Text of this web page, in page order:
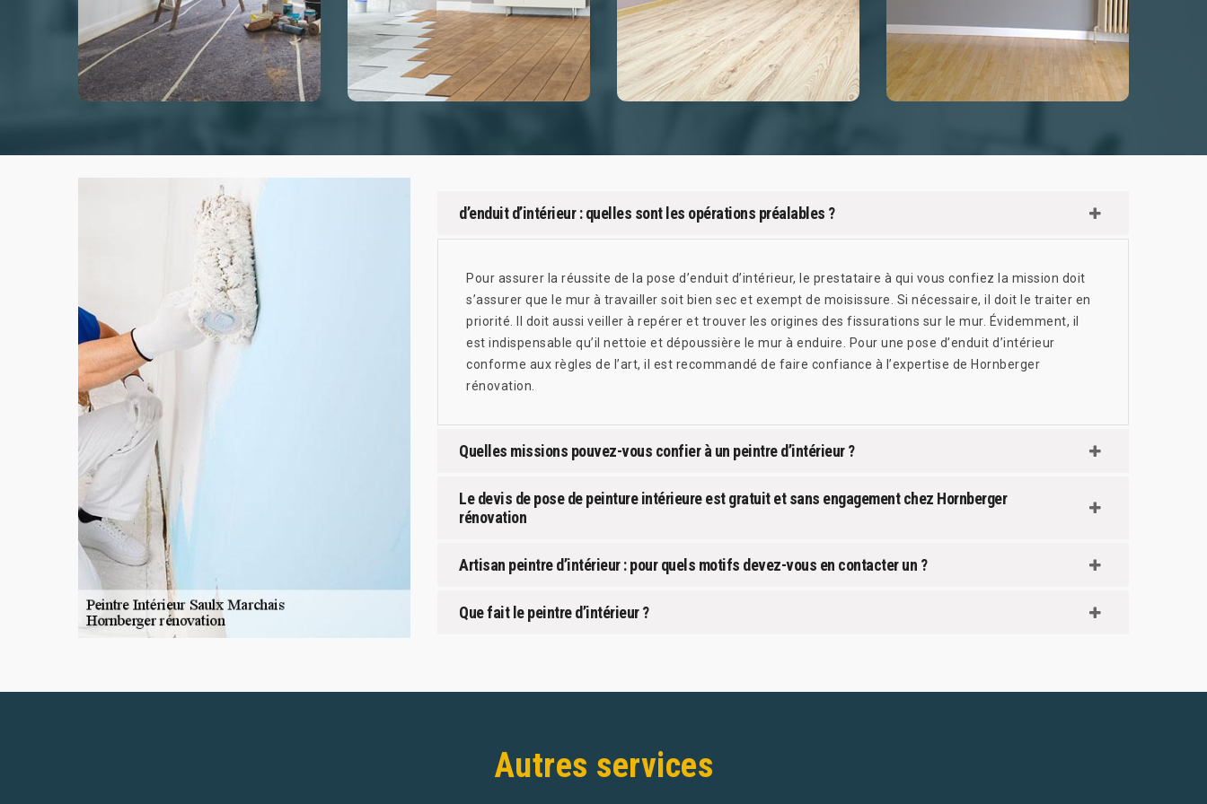
d’enduit d’intérieur : quelles sont les opérations préalables ?
Pour assurer la réussite de la pose d’enduit d’intérieur, le prestataire à qui vous confiez la mission doit
s’assurer que le mur à travailler soit bien sec et exempt de moisissure. Si nécessaire, il doit le traiter en
priorité. Il doit aussi veiller à repérer et trouver les origines des fissurations sur le mur. Évidemment, il
est indispensable qu’il nettoie et dépoussière le mur à enduire. Pour une pose d’enduit d’intérieur
conforme aux règles de l’art, il est recommandé de faire confiance à l’expertise de Hornberger
rénovation.
Quelles missions pouvez-vous confier à un peintre d’intérieur ?
Le devis de pose de peinture intérieure est gratuit et sans engagement chez Hornberger
rénovation
Artisan peintre d’intérieur : pour quels motifs devez-vous en contacter un ?
Que fait le peintre d’intérieur ?
Autres services